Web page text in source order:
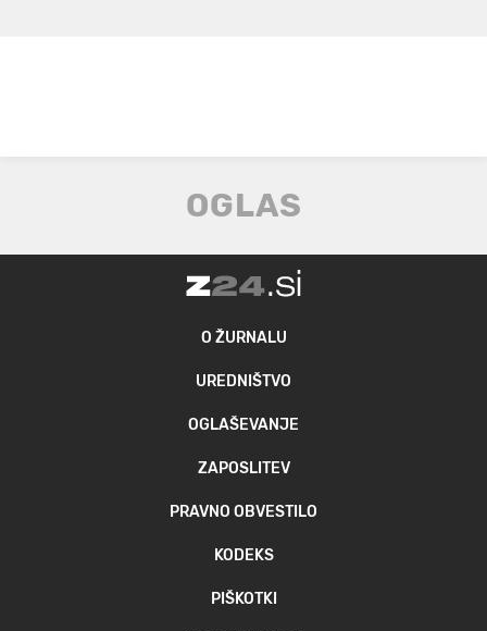
O ŽURNALU
UREDNIŠTVO
OGLAŠEVANJE
ZAPOSLITEV
PRAVNO OBVESTILO
KODEKS
PIŠKOTKI